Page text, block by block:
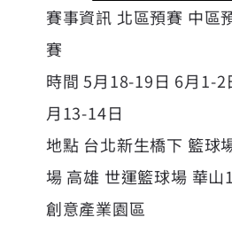
賽事資訊 北區預賽 中區
賽
時間 5月18-19日 6月1-
月13-14日
地點 台北新生橋下 籃球
場 高雄 世運籃球場 華山
創意產業園區